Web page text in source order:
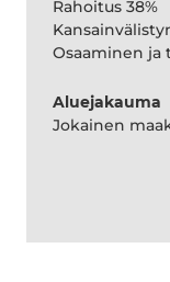
Rahoitus 38%
Osaaminen ja
Aluejakauma
Jokainen